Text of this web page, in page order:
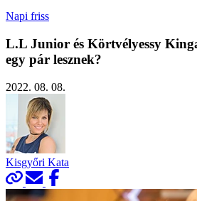
Napi friss
L.L Junior és Körtvélyessy
egy pár lesznek?
2022. 08. 08.
Kisgyőri Kata